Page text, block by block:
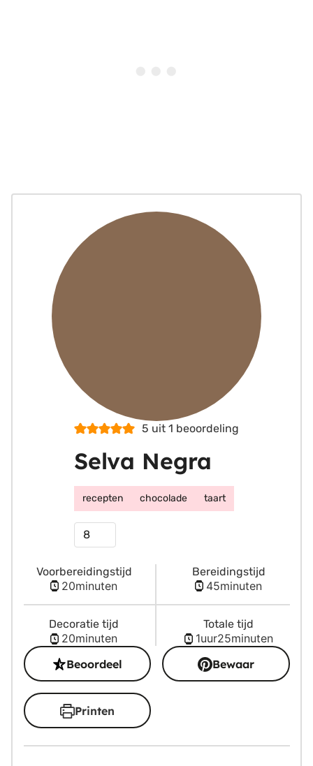
5 uit 1 beoordeling
Selva Negra
recepten chocolade taart
Porties
Voorbereidingstijd
20minuten
minuten
Bereidingstijd
45minuten
minuten
Decoratie tijd
20minuten
minuten
Totale tijd
1uur
uur25minuten
minuten
Beoordeel
Bewaar
Printen